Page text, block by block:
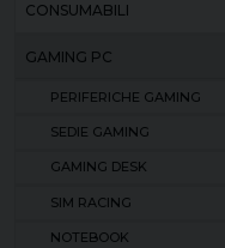
CONSUMABILI
GAMING PC
PERIFERICHE GAMING
SEDIE GAMING
GAMING DESK
SIM RACING
NOTEBOOK